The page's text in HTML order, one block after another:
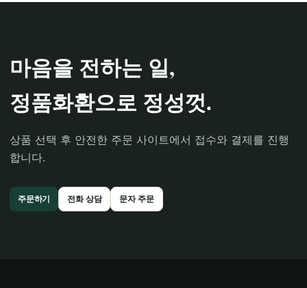
마음을 전하는 일,
정품화환으로 정성껏.
상품 선택 후 안전한 주문 사이트에서 접수와 결제를 진행
합니다.
주문하기 전화 상담 문자 주문